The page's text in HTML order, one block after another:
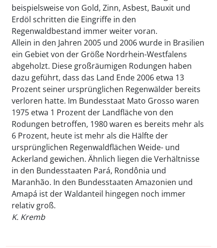
beispielsweise von Gold, Zinn, Asbest, Bauxit und
Erdöl schritten die Eingriffe in den
Regenwaldbestand immer weiter voran.
Allein in den Jahren 2005 und 2006 wurde in Brasilien
ein Gebiet von der Größe Nordrhein-Westfalens
abgeholzt. Diese großräumigen Rodungen haben
dazu geführt, dass das Land Ende 2006 etwa 13
Prozent seiner ursprünglichen Regenwälder bereits
verloren hatte. Im Bundesstaat Mato Grosso waren
1975 etwa 1 Prozent der Landfläche von den
Rodungen betroffen, 1980 waren es bereits mehr als
6 Prozent, heute ist mehr als die Hälfte der
ursprünglichen Regenwaldflächen Weide- und
Ackerland gewichen. Ähnlich liegen die Verhältnisse
in den Bundesstaaten Pará, Rondônia und
Maranhão. In den Bundesstaaten Amazonien und
Amapá ist der Waldanteil hingegen noch immer
relativ groß.
K. Kremb